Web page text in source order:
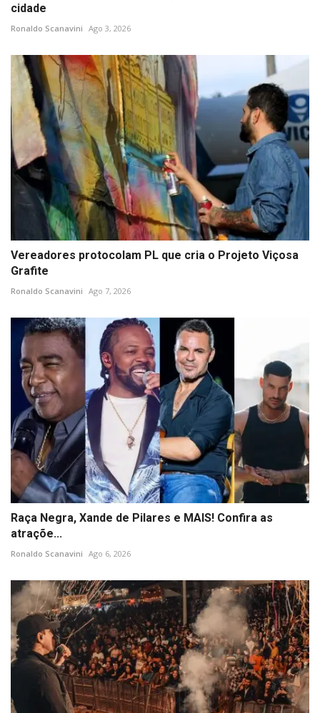
cidade
Ronaldo Scanavini Ago 3, 2026
Vereadores protocolam PL que cria o Projeto Viçosa
Grafite
Ronaldo Scanavini Ago 7, 2026
Raça Negra, Xande de Pilares e MAIS! Confira as
atraçõe...
Ronaldo Scanavini Ago 6, 2026